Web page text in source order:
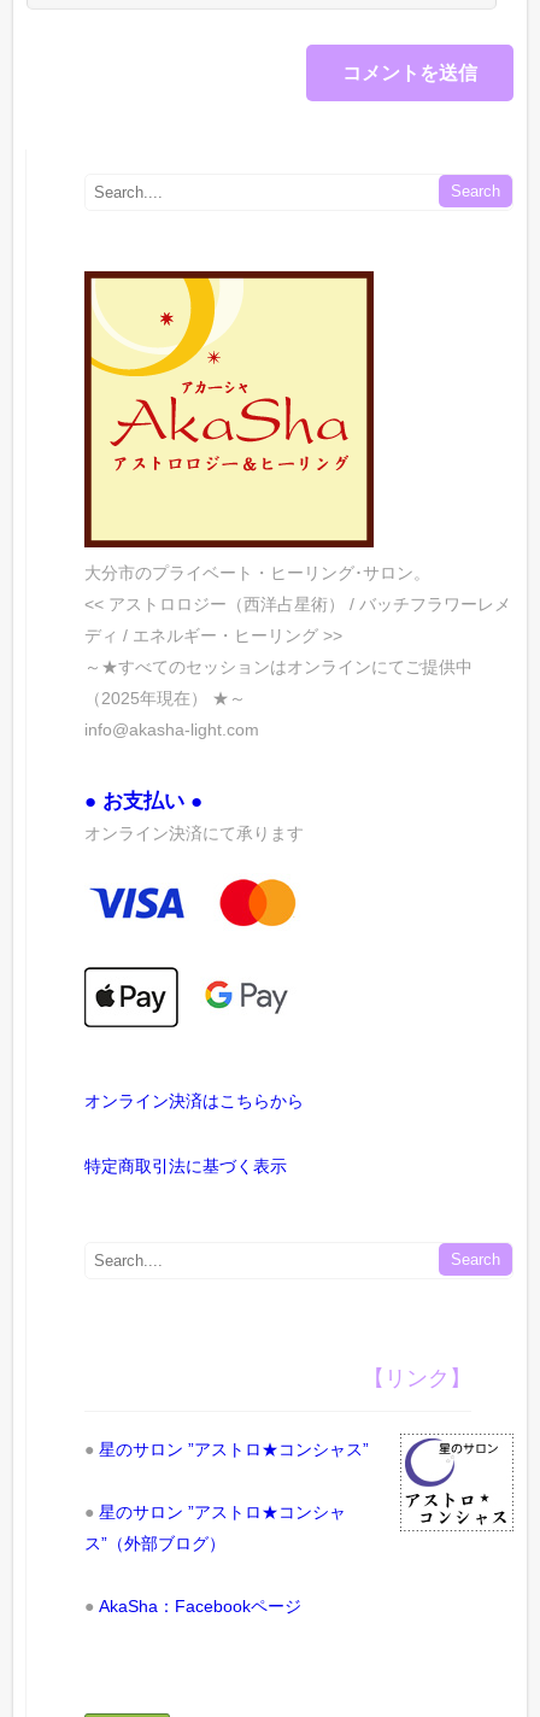
大分市のプライベート・ヒーリング･サロン。
<< アストロロジー（西洋占星術） / バッチフラワーレメ
ディ / エネルギー・ヒーリング >>
～★すべてのセッションはオンラインにてご提供中
（2025年現在） ★～
info@akasha-light.com
● お支払い ●
オンライン決済にて承ります
オンライン決済はこちらから
特定商取引法に基づく表示
【リンク】
●星のサロン ”アストロ★コンシャス”
●星のサロン ”アストロ★コンシャ
ス”（外部ブログ）
●AkaSha：Facebookページ